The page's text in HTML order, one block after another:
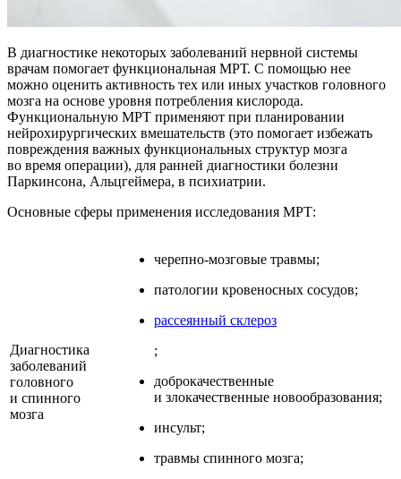
В диагностике некоторых заболеваний нервной системы
врачам помогает функциональная МРТ. С помощью нее
можно оценить активность тех или иных участков головного
мозга на основе уровня потребления кислорода.
Функциональную МРТ применяют при планировании
нейрохирургических вмешательств (это помогает избежать
повреждения важных функциональных структур мозга
во время операции), для ранней диагностики болезни
Паркинсона, Альцгеймера, в психиатрии.
Основные сферы применения исследования МРТ:
Диагностика
заболеваний
головного
и спинного
мозга
черепно-мозговые травмы;
патологии кровеносных сосудов;
рассеянный склероз
;
доброкачественные
и злокачественные новообразования;
инсульт;
травмы спинного мозга;